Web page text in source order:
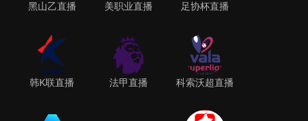
黑山乙直播 美职业直播 足协杯直播
韩K联直播 法甲直播 科索沃超直播